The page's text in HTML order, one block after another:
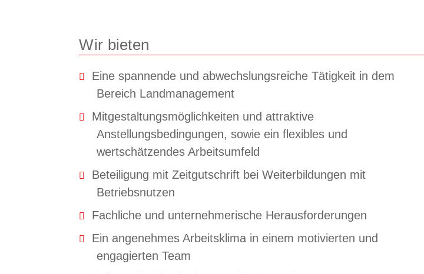
Wir bieten
Eine spannende und abwechslungsreiche Tätigkeit in dem
Bereich Landmanagement
Mitgestaltungsmöglichkeiten und attraktive
Anstellungsbedingungen, sowie ein flexibles und
wertschätzendes Arbeitsumfeld
Beteiligung mit Zeitgutschrift bei Weiterbildungen mit
Betriebsnutzen
Fachliche und unternehmerische Herausforderungen
Ein angenehmes Arbeitsklima in einem motivierten und
engagierten Team